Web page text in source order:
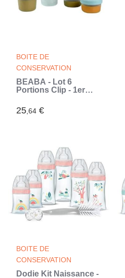
BOITE DE
CONSERVATION
BÉABA - Lot 6
Portions Clip - 1er
Hermetique -
Empilables (Blanc)
25,64 €
BOITE DE
CONSERVATION
Dodie Kit Naissance -